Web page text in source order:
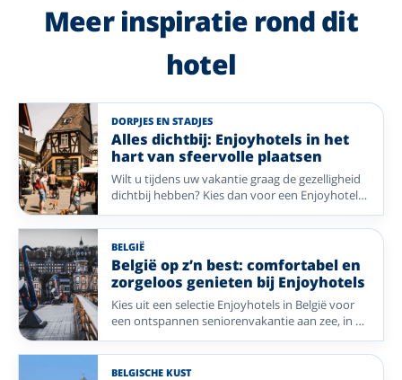
Meer inspiratie rond dit
hotel
DORPJES EN STADJES
Alles dichtbij: Enjoyhotels in het
hart van sfeervolle plaatsen
Wilt u tijdens uw vakantie graag de gezelligheid
dichtbij hebben? Kies dan voor een Enjoyhotel
in of nabij het centrum. Van historische pleinen
en sfeervolle winkelstraten tot gezellige
dorpskernen: stap de deur uit en ontdek direct
de charme van uw vakantiebestemming. Geniet
van comfort, gastvrijheid en alle mooie plekken
die op loopafstand liggen.
BELGIË
België op z’n best: comfortabel en
zorgeloos genieten bij Enjoyhotels
Kies uit een selectie Enjoyhotels in België voor
een ontspannen seniorenvakantie aan zee, in de
Ardennen of midden in een historische stad.
Vergelijk sfeer, ligging, liftvoorzieningen en
eenpersoonskamers.
BELGISCHE KUST